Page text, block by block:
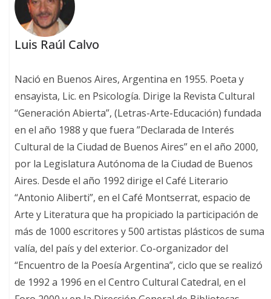
Luis Raúl Calvo
Nació en Buenos Aires, Argentina en 1955. Poeta y
ensayista, Lic. en Psicología. Dirige la Revista Cultural
“Generación Abierta”, (Letras-Arte-Educación) fundada
en el año 1988 y que fuera ”Declarada de Interés
Cultural de la Ciudad de Buenos Aires” en el año 2000,
por la Legislatura Autónoma de la Ciudad de Buenos
Aires. Desde el año 1992 dirige el Café Literario
“Antonio Aliberti”, en el Café Montserrat, espacio de
Arte y Literatura que ha propiciado la participación de
más de 1000 escritores y 500 artistas plásticos de suma
valía, del país y del exterior. Co-organizador del
“Encuentro de la Poesía Argentina”, ciclo que se realizó
de 1992 a 1996 en el Centro Cultural Catedral, en el